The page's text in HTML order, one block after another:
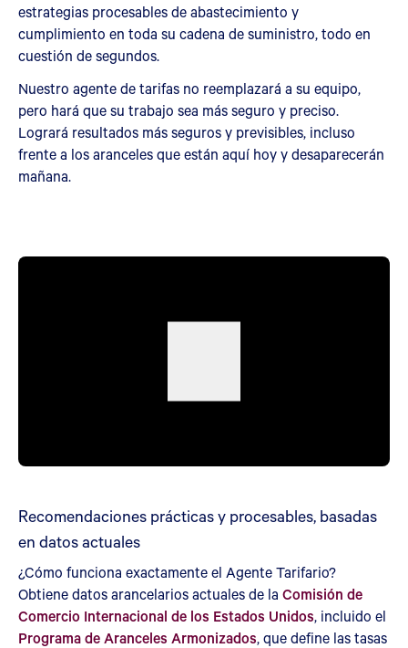
estrategias procesables de abastecimiento y
cumplimiento en toda su cadena de suministro, todo en
cuestión de segundos.
Nuestro agente de tarifas no reemplazará a su equipo,
pero hará que su trabajo sea más seguro y preciso.
Logrará resultados más seguros y previsibles, incluso
frente a los aranceles que están aquí hoy y desaparecerán
mañana.
Recomendaciones prácticas y procesables, basadas
en datos actuales
¿Cómo funciona exactamente el Agente Tarifario?
Obtiene datos arancelarios actuales de la Comisión de
Comercio Internacional de los Estados Unidos, incluido el
Programa de Aranceles Armonizados, que define las tasas